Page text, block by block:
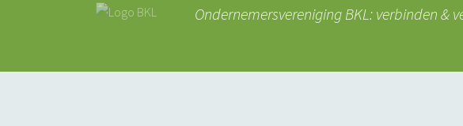
Ondernemersvereniging BKL: verbinden &